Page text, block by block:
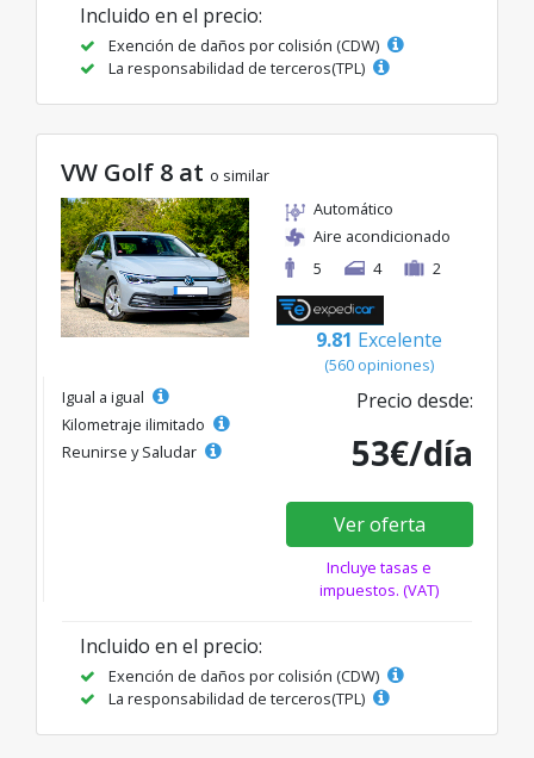
Incluido en el precio:
Exención de daños por colisión (CDW)
La responsabilidad de terceros(TPL)
VW Golf 8 at o similar
Automático
Aire acondicionado
5
4 2
9.81 Excelente
(560 opiniones)
Igual a igual
Kilometraje ilimitado
Reunirse y Saludar
Precio desde:
53€/día
Ver oferta
Incluye tasas e
impuestos. (VAT)
Incluido en el precio:
Exención de daños por colisión (CDW)
La responsabilidad de terceros(TPL)